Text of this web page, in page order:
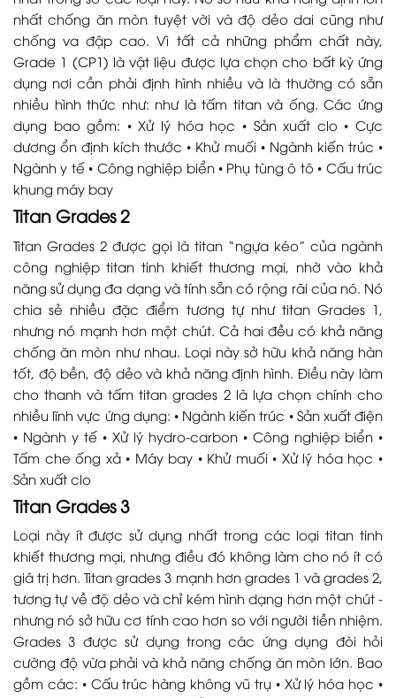
nhất chống ăn mòn tuyệt vời và độ dẻo dai cũng như
chống va đập cao. Vì tất cả những phẩm chất này,
Grade 1 (CP1) là vật liệu được lựa chọn cho bất kỳ ứng
dụng nơi cần phải định hình nhiều và là thường có sẵn
nhiều hình thức như: như là tấm titan và ống. Các ứng
dụng bao gồm: • Xử lý hóa học • Sản xuất clo • Cực
dương ổn định kích thước • Khử muối • Ngành kiến trúc •
Ngành y tế • Công nghiệp biển • Phụ tùng ô tô • Cấu trúc
khung máy bay
Titan Grades 2
Titan Grades 2 được gọi là titan “ngựa kéo” của ngành
công nghiệp titan tinh khiết thương mại, nhờ vào khả
năng sử dụng đa dạng và tính sẵn có rộng rãi của nó. Nó
chia sẻ nhiều đặc điểm tương tự như titan Grades 1,
nhưng nó mạnh hơn một chút. Cả hai đều có khả năng
chống ăn mòn như nhau. Loại này sở hữu khả năng hàn
tốt, độ bền, độ dẻo và khả năng định hình. Điều này làm
cho thanh và tấm titan grades 2 là lựa chọn chính cho
nhiều lĩnh vực ứng dụng: • Ngành kiến trúc • Sản xuất điện
• Ngành y tế • Xử lý hydro-carbon • Công nghiệp biển •
Tấm che ống xả • Máy bay • Khử muối • Xử lý hóa học •
Sản xuất clo
Titan Grades 3
Loại này ít được sử dụng nhất trong các loại titan tinh
khiết thương mại, nhưng điều đó không làm cho nó ít có
giá trị hơn. Titan grades 3 mạnh hơn grades 1 và grades 2,
tương tự về độ dẻo và chỉ kém hình dạng hơn một chút -
nhưng nó sở hữu cơ tính cao hơn so với người tiền nhiệm.
Grades 3 được sử dụng trong các ứng dụng đòi hỏi
cường độ vừa phải và khả năng chống ăn mòn lớn. Bao
gồm các: • Cấu trúc hàng không vũ trụ • Xử lý hóa học •